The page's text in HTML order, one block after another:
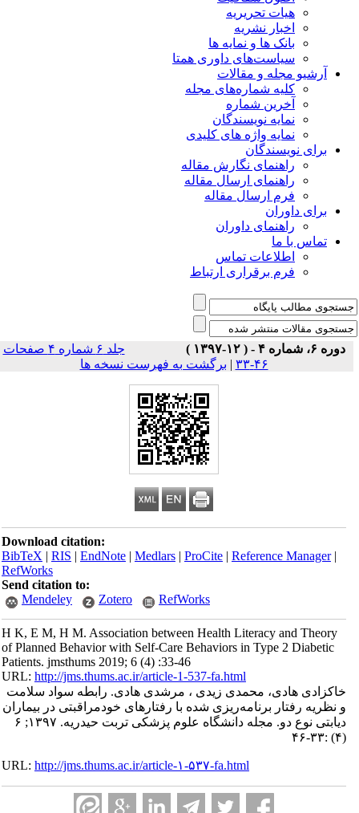
هیات تحریریه
اخبار نشریه
بانک ها و نمایه ها
سیاست‌های داوری همتا
مجله و مقالات
کلیه شماره‌های مجله
آخرین شماره
نمایه نویسندگان
نمایه واژه های کلیدی
نویسندگان
راهنمای نگارش مقاله
راهنمای ارسال مقاله
فرم ارسال مقاله
داوران
راهنمای داوران
با ما
اطلاعات تماس
فرم برقراری ارتباط
جلد ۶ شماره ۴ صفحات
برگشت به فهرست نسخه ها
Download citation:
BibTeX|RIS|EndNote| Medlars| ProCite|Reference
RefWorks
Send citation to:
Mendeley
Zotero RefWorks
H K, E M, H M. Association between Health Literacy and
of Planned Behavior with Self-Care Behaviors in Type 2
Patients. jmsthums 2019; 6 (4) :33-46
URL:http://jms.thums.ac.ir/article-1-537-fa.html
هادی، محمدی زیدی ، مرشدی هادی. رابطه سواد سلامت
رفتار برنامه‌ریزی شده با رفتارهای خودمراقبتی در بیماران
دیابتی نوع دو. مجله دانشگاه علوم پزشکی تربت حیدریه. ۱۳۹۷; ۶
URL:http://jms.thums.ac.ir/article-۱-۵۳۷-fa.html